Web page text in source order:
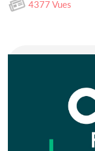
4377 Vues